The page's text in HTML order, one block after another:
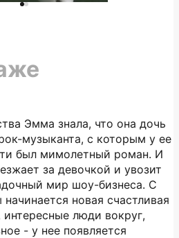
Эмма знала, что она дочь
музыканта, с которым у ее
был мимолетный роман. И
за девочкой и увозит
мир шоу-бизнеса. С
новая счастливая
люди вокруг,
- у нее появляется